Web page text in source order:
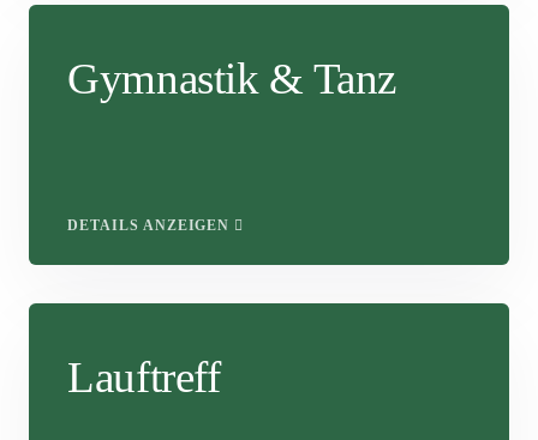
Gymnastik & Tanz
DETAILS ANZEIGEN
Lauftreff